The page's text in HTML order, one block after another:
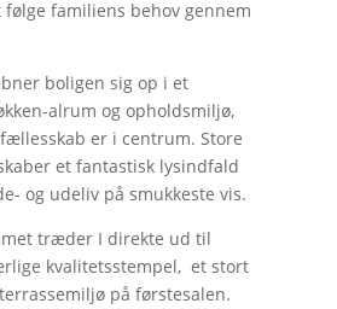
familiens behov gennem
boligen sig op i et
alrum og opholdsmiljø,
er i centrum. Store
et fantastisk lysindfald
og udeliv på smukkeste vis.
træder I direkte ud til
kvalitetsstempel, et stort
på førstesalen.